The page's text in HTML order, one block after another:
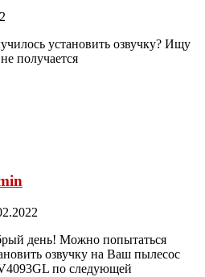
установить озвучку? Ищу
получается
день! Можно попытаться
озвучку на Ваш пылесос
по следующей